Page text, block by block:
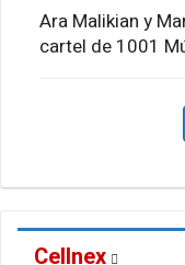
Ara Malikian y
cartel de 1001
Cellnex